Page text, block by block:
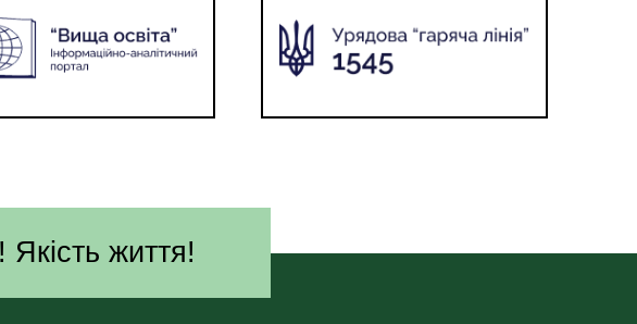
Якість життя!